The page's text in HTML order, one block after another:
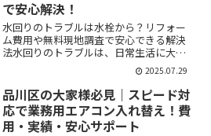
で安心解決！
水回りのトラブルは水栓から？リフォー
ム費用や無料現地調査で安心できる解決
法水回りのトラブルは、日常生活に大き
なストレスをもたらします。特に「水漏
れ」や「蛇口の故障」は急に起こること
が多く、「どこが原因かわからない」
「修理費用はいくらかかるの...
2025.07.29
品川区の大家様必見｜スピード対
応で業務用エアコン入れ替え！費
用・実績・安心サポート